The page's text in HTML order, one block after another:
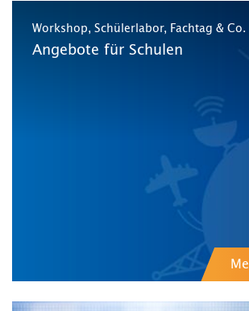
Workshop, Schülerlabor, Fachtag & Co.
Angebote für Schulen